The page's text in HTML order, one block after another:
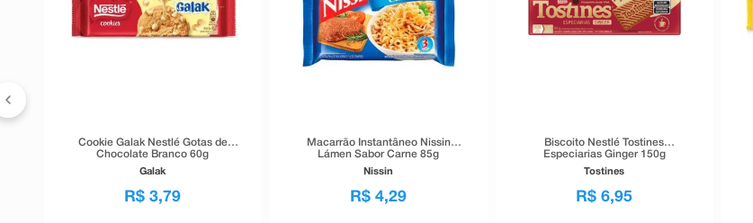
Cookie Galak Nestlé Gotas de
Chocolate Branco 60g
Galak
R$ 3,79
Macarrão Instantâneo Nissin
Lámen Sabor Carne 85g
Nissin
R$ 4,29
Biscoito Nestlé Tostines
Especiarias Ginger 150g
Tostines
R$ 6,95